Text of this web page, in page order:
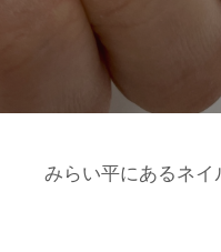
みらい平にあるネイ